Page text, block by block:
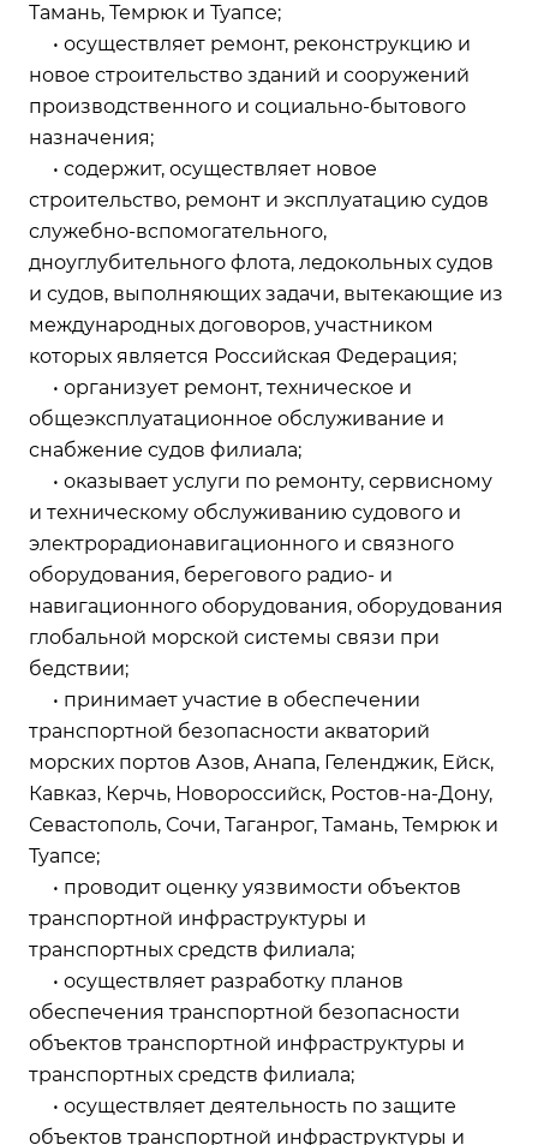
Тамань, Темрюк и Туапсе;
• осуществляет ремонт, реконструкцию и
новое строительство зданий и сооружений
производственного и социально-бытового
назначения;
• содержит, осуществляет новое
строительство, ремонт и эксплуатацию судов
служебно-вспомогательного,
дноуглубительного флота, ледокольных судов
и судов, выполняющих задачи, вытекающие из
международных договоров, участником
которых является Российская Федерация;
• организует ремонт, техническое и
общеэксплуатационное обслуживание и
снабжение судов филиала;
• оказывает услуги по ремонту, сервисному
и техническому обслуживанию судового и
электрорадионавигационного и связного
оборудования, берегового радио- и
навигационного оборудования, оборудования
глобальной морской системы связи при
бедствии;
• принимает участие в обеспечении
транспортной безопасности акваторий
морских портов Азов, Анапа, Геленджик, Ейск,
Кавказ, Керчь, Новороссийск, Ростов-на-Дону,
Севастополь, Сочи, Таганрог, Тамань, Темрюк и
Туапсе;
• проводит оценку уязвимости объектов
транспортной инфраструктуры и
транспортных средств филиала;
• осуществляет разработку планов
обеспечения транспортной безопасности
объектов транспортной инфраструктуры и
транспортных средств филиала;
• осуществляет деятельность по защите
объектов транспортной инфраструктуры и